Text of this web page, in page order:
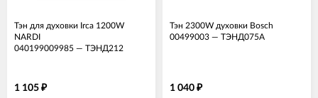
Тэн для духовки Irca 1200W
NARDI
040199009985 — ТЭНД212
1 105 ₽
Тэн 2300W духовки Bosch
00499003 — ТЭНД075А
1 040 ₽